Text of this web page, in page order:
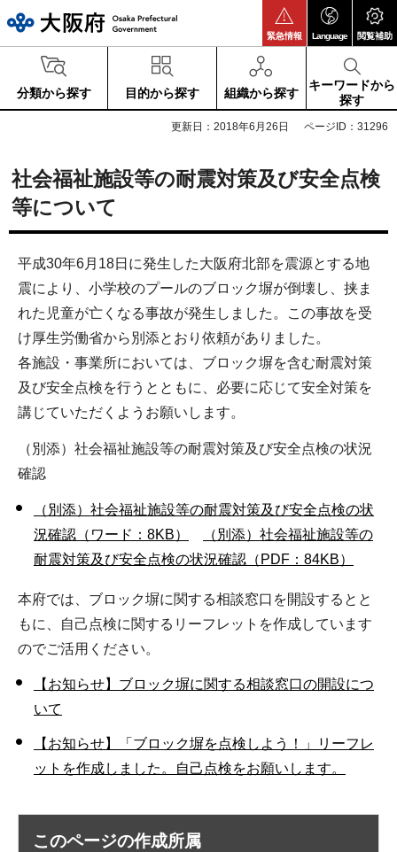
緊急情報 Language 閲覧補助
分類から探す 目的から探す 組織から探す
キーワードから
探す
更新日：2018年6月26日 ページID：31296
社会福祉施設等の耐震対策及び安全点検
等について
平成30年6月18日に発生した大阪府北部を震源とする地
震により、小学校のプールのブロック塀が倒壊し、挟ま
れた児童が亡くなる事故が発生しました。この事故を受
け厚生労働省から別添とおり依頼がありました。
各施設・事業所においては、ブロック塀を含む耐震対策
及び安全点検を行うとともに、必要に応じて安全対策を
講じていただくようお願いします。
（別添）社会福祉施設等の耐震対策及び安全点検の状況
確認
（別添）社会福祉施設等の耐震対策及び安全点検の状
況確認（ワード：8KB）
（別添）社会福祉施設等の
耐震対策及び安全点検の状況確認（PDF：84KB）
本府では、ブロック塀に関する相談窓口を開設するとと
もに、自己点検に関するリーフレットを作成しています
のでご活用ください。
【お知らせ】ブロック塀に関する相談窓口の開設につ
いて
【お知らせ】「ブロック塀を点検しよう！」リーフレ
ットを作成しました。自己点検をお願いします。
このページの作成所属